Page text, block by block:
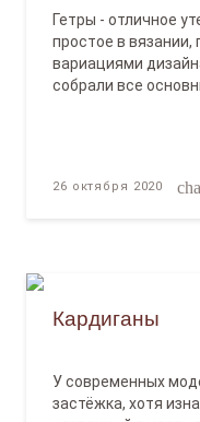
Гетры - отличное
простое в
вариациями
собрали все
26 октября 2020
Кардиганы
У современных
застёжка, хотя